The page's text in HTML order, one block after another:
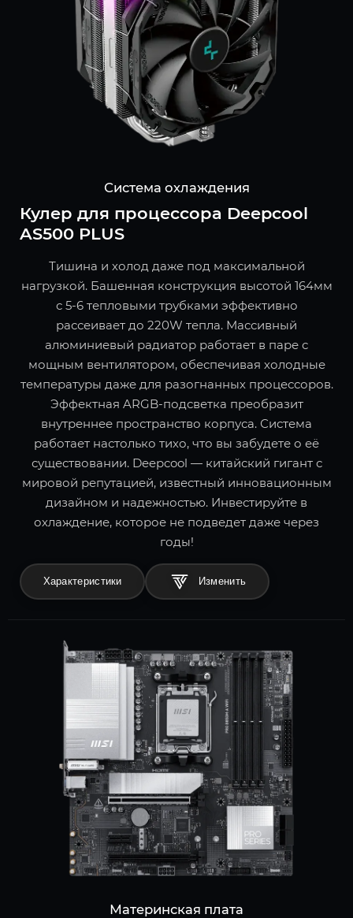
Система охлаждения
Кулер для процессора Deepcool
AS500 PLUS
Тишина и холод даже под максимальной
нагрузкой. Башенная конструкция высотой 164мм
с 5-6 тепловыми трубками эффективно
рассеивает до 220W тепла. Массивный
алюминиевый радиатор работает в паре с
мощным вентилятором, обеспечивая холодные
температуры даже для разогнанных процессоров.
Эффектная ARGB-подсветка преобразит
внутреннее пространство корпуса. Система
работает настолько тихо, что вы забудете о её
существовании. Deepcool — китайский гигант с
мировой репутацией, известный инновационным
дизайном и надежностью. Инвестируйте в
охлаждение, которое не подведет даже через
годы!
Характеристики
Материнская плата